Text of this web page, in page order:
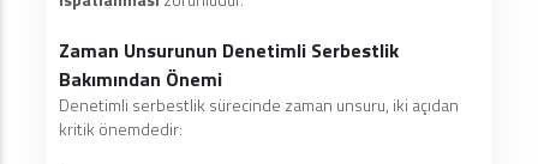
Zaman Unsurunun Denetimli Serbestlik
Bakımından Önemi
Denetimli serbestlik sürecinde zaman unsuru, iki açıdan
kritik önemdedir: